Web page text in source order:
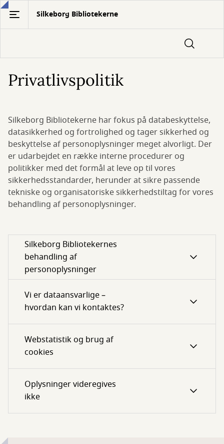
Gå
hovedindhold
Silkeborg Bibliotekerne
Privatlivspolitik
Silkeborg Bibliotekerne har fokus på databeskyttelse,
datasikkerhed og fortrolighed og tager sikkerhed og
beskyttelse af personoplysninger meget alvorligt. Der
er udarbejdet en række interne procedurer og
politikker med det formål at leve op til vores
sikkerhedsstandarder, herunder at sikre passende
tekniske og organisatoriske sikkerhedstiltag for vores
behandling af personoplysninger.
Silkeborg Bibliotekernes
behandling af
personoplysninger
Vi er dataansvarlige –
hvordan kan vi kontaktes?
Webstatistik og brug af
cookies
Oplysninger videregives
ikke